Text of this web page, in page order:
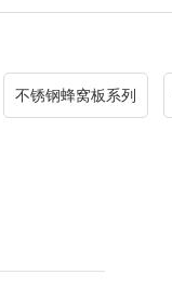
不锈钢蜂窝板系列